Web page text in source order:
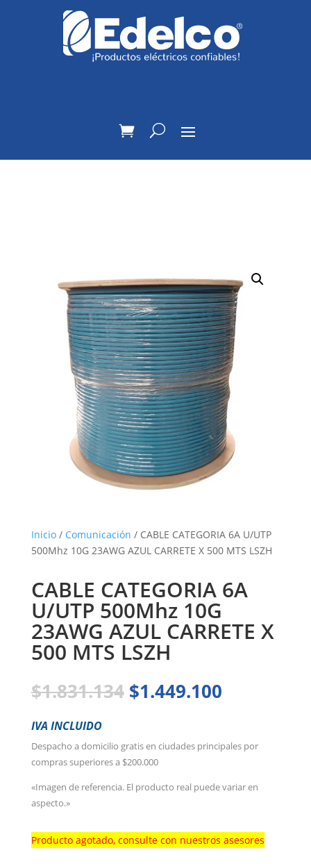
Inicio/ Comunicación / CABLE CATEGORIA 6A U/UTP
500Mhz 10G 23AWG AZUL CARRETE X 500 MTS LSZH
CABLE CATEGORIA 6A
U/UTP 500Mhz 10G
23AWG AZUL CARRETE X
500 MTS LSZH
$1.831.134 El
precio
era:
$1.831.134.
$1.449.100El
es:
IVA INCLUIDO
Despacho a domicilio gratis en ciudades principales por
compras superiores a $200.000
«Imagen de referencia. El producto real puede variar en
aspecto.»
Producto agotado, consulte con nuestros asesores